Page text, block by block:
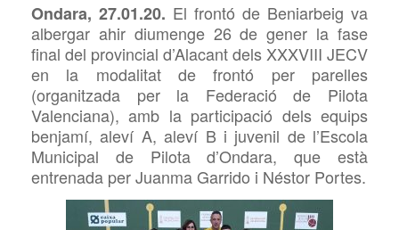
Ondara, 27.01.20. El frontó de Beniarbeig va
albergar ahir diumenge 26 de gener la fase
final del provincial d’Alacant dels XXXVIII JECV
en la modalitat de frontó per parelles
(organitzada per la Federació de Pilota
Valenciana), amb la participació dels equips
benjamí, aleví A, aleví B i juvenil de l’Escola
Municipal de Pilota d’Ondara, que està
entrenada per Juanma Garrido i Néstor Portes.